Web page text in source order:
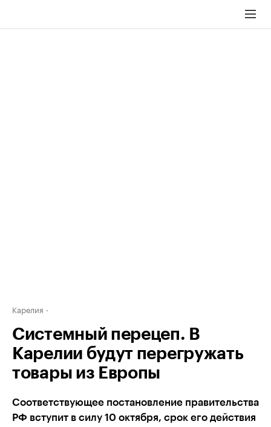
Карелия
Системный перецеп. В
Карелии будут перегружать
товары из Европы
Соответствующее постановление правительства
РФ вступит в силу 10 октября, срок его действия